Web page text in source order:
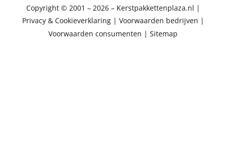
Copyright © 2001 – 2026 – Kerstpakkettenplaza.nl |
Privacy & Cookieverklaring| Voorwaarden bedrijven |
Voorwaarden consumenten | Sitemap